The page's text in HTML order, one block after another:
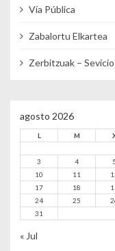
Vía Pública
Zabalortu Elkartea
Zerbitzuak –
agosto 2026
L M
3
4 5
10
11
17
18
24
25
31
« Jul